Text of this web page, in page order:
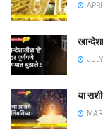
या